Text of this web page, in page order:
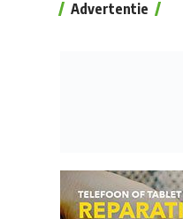
Advertentie